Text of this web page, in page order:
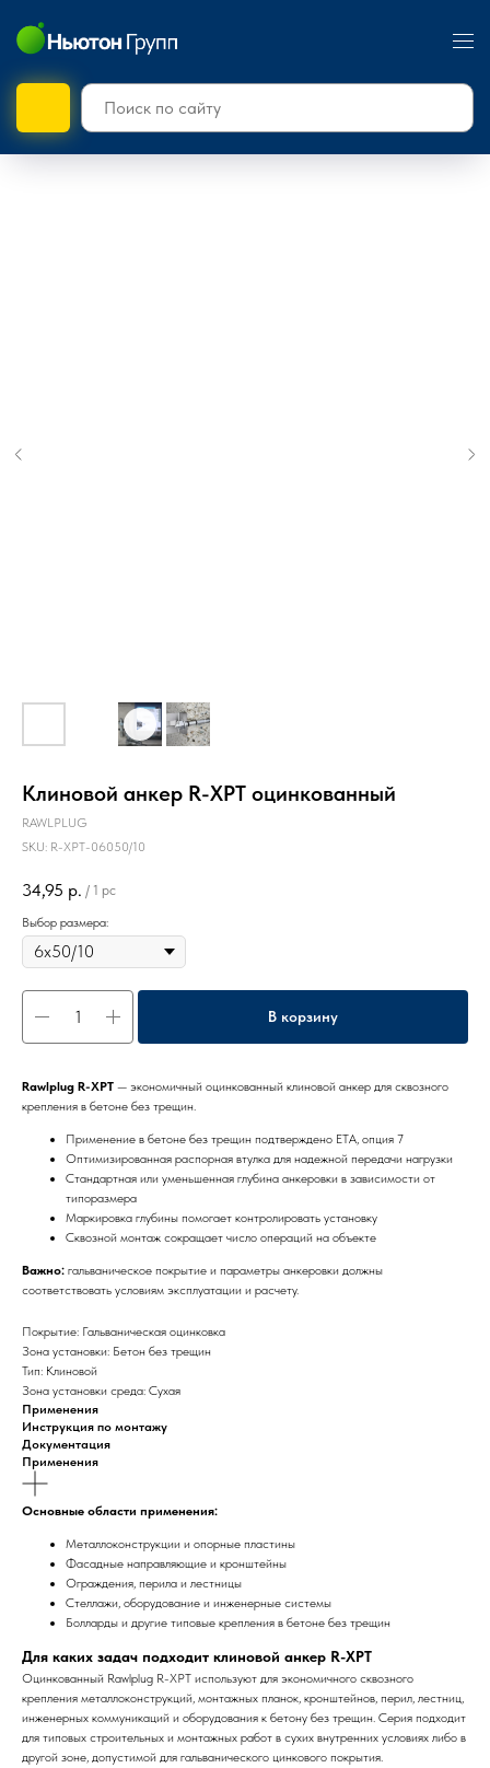
Клиновой анкер R-XPT оцинкованный
RAWLPLUG
SKU: R-XPT-06050/10
34,95 р. / 1 pc
Выбор размера:
В корзину
Rawlplug R-XPT — экономичный оцинкованный клиновой анкер для сквозного
крепления в бетоне без трещин.
Применение в бетоне без трещин подтверждено ETA, опция 7
Оптимизированная распорная втулка для надежной передачи нагрузки
Стандартная или уменьшенная глубина анкеровки в зависимости от
типоразмера
Маркировка глубины помогает контролировать установку
Сквозной монтаж сокращает число операций на объекте
Важно: гальваническое покрытие и параметры анкеровки должны
соответствовать условиям эксплуатации и расчету.
Покрытие: Гальваническая оцинковка
Зона установки: Бетон без трещин
Тип: Клиновой
Зона установки среда: Сухая
Применения
Инструкция по монтажу
Документация
Применения
Основные области применения:
Металлоконструкции и опорные пластины
Фасадные направляющие и кронштейны
Ограждения, перила и лестницы
Стеллажи, оборудование и инженерные системы
Болларды и другие типовые крепления в бетоне без трещин
Для каких задач подходит клиновой анкер R-XPT
Оцинкованный Rawlplug R-XPT используют для экономичного сквозного
крепления металлоконструкций, монтажных планок, кронштейнов, перил, лестниц,
инженерных коммуникаций и оборудования к бетону без трещин. Серия подходит
для типовых строительных и монтажных работ в сухих внутренних условиях либо в
другой зоне, допустимой для гальванического цинкового покрытия.